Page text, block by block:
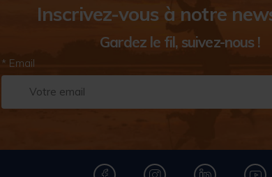
Inscrivez-vous à notre
Gardez le fil, suivez-nous !
* Email